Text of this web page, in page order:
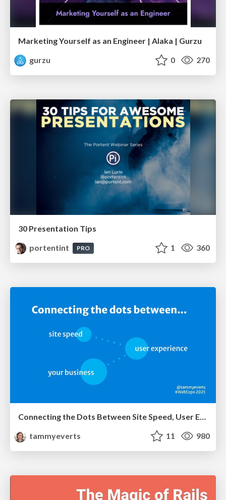
Marketing Yourself as an Engineer | Alaka | Gurzu
gurzu
0 270
30 Presentation Tips
portentint
PRO 1 360
tammyeverts
11 980